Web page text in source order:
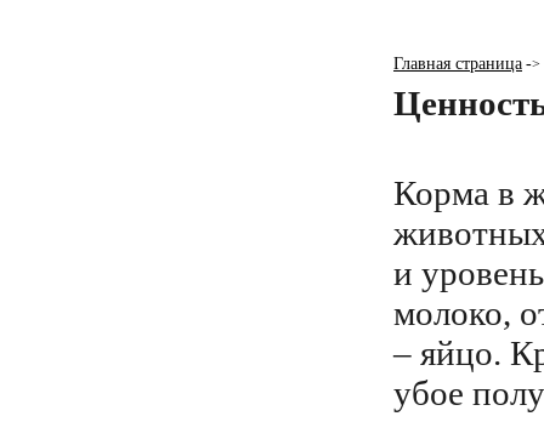
Главная страница ->
Корма в
и
молоко,
– яйцо.
убое